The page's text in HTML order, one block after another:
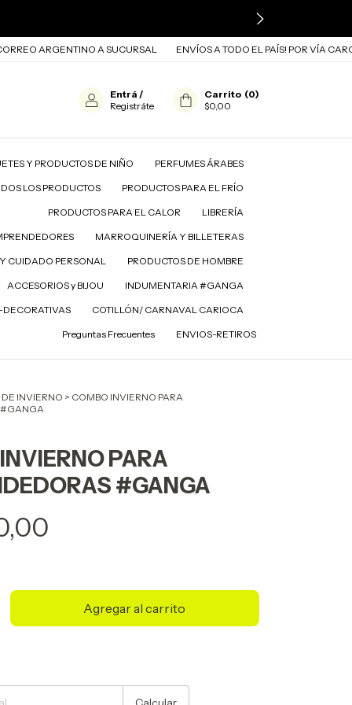
A SUCURSAL ENVÍOS A TODO EL PAÍS! POR VÍA CARGO Y
Entrá /
Registráte
Carrito (0)
$0,00
Y PRODUCTOS DE NIÑO PERFUMES ÁRABES
LOS PRODUCTOS PRODUCTOS PARA EL FRÍO
PRODUCTOS PARA EL CALOR LIBRERÍA
MARROQUINERÍA Y BILLETERAS
CUIDADO PERSONAL PRODUCTOS DE HOMBRE
ACCESORIOS y BIJOU INDUMENTARIA #GANGA
COTILLÓN/ CARNAVAL CARIOCA
Preguntas Frecuentes ENVIOS-RETIROS
INVIERNO > COMBO INVIERNO PARA
#GANGA
PARA
#GANGA